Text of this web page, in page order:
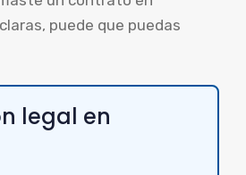
puede que puedas
legal en